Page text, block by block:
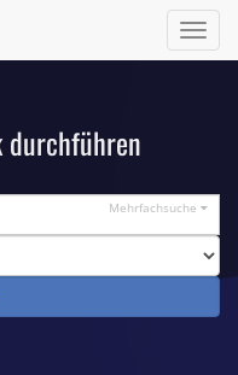
ein/
durchführen
Mehrfachsuche